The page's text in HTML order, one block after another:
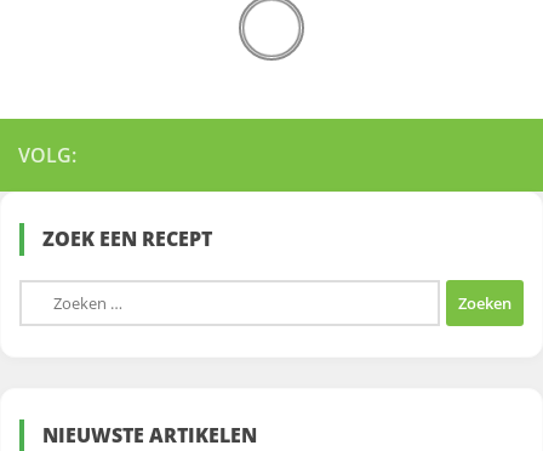
VOLG:
ZOEK EEN RECEPT
Zoeken
naar:
NIEUWSTE ARTIKELEN